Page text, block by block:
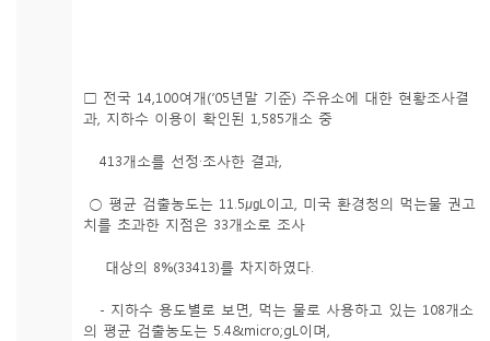
□ 전국 14,100여개(‘05년말 기준) 주유소에 대한 현황조사결
과, 지하수 이용이 확인된 1,585개소 중
413개소를 선정·조사한 결과,
○ 평균 검출농도는 11.5㎍L이고, 미국 환경청의 먹는물 권고
치를 초과한 지점은 33개소로 조사
대상의 8%(33413)를 차지하였다.
- 지하수 용도별로 보면, 먹는 물로 사용하고 있는 108개소
의 평균 검출농도는 5.4&micro;gL이며,